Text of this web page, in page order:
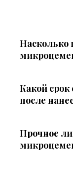
Насколько
Какой
после
Прочное